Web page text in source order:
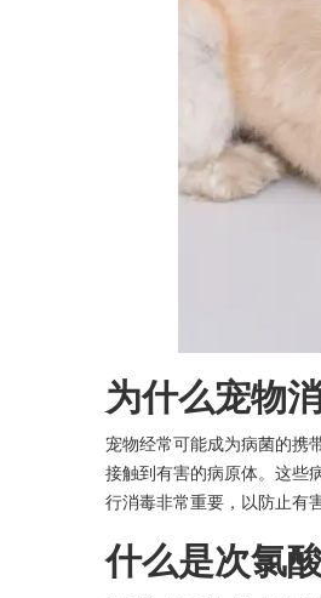
为什么宠物
宠物经常可能成为病菌的携
接触到有害的病原体。这些
行消毒非常重要，以防止有
什么是次氯